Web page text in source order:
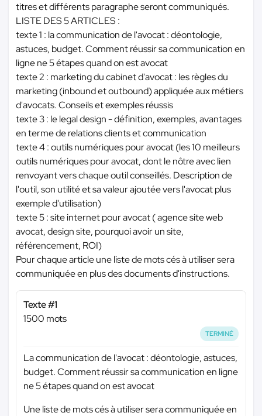
titres et différents paragraphe seront communiqués.
LISTE DES 5 ARTICLES :
texte 1 : la communication de l'avocat : déontologie,
astuces, budget. Comment réussir sa communication en
ligne ne 5 étapes quand on est avocat
texte 2 : marketing du cabinet d'avocat : les règles du
marketing (inbound et outbound) appliquée aux métiers
d'avocats. Conseils et exemples réussis
texte 3 : le legal design - définition, exemples, avantages
en terme de relations clients et communication
texte 4 : outils numériques pour avocat (les 10 meilleurs
outils numériques pour avocat, dont le nôtre avec lien
renvoyant vers chaque outil conseillés. Description de
l'outil, son utilité et sa valeur ajoutée vers l'avocat plus
exemple d'utilisation)
texte 5 : site internet pour avocat ( agence site web
avocat, design site, pourquoi avoir un site,
référencement, ROI)
Pour chaque article une liste de mots cés à utiliser sera
communiquée en plus des documents d'instructions.
Texte #1
1500 mots
TERMINÉ
La communication de l'avocat : déontologie, astuces,
budget. Comment réussir sa communication en ligne
ne 5 étapes quand on est avocat
Une liste de mots cés à utiliser sera communiquée en